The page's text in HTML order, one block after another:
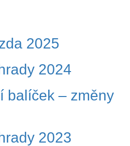
2025
2024
balíček – změny
2023